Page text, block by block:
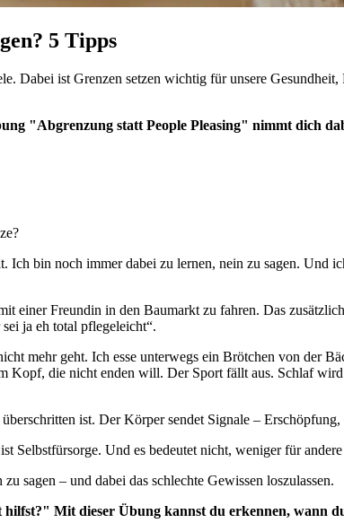
5 Tipps
Dabei ist Grenzen setzen wichtig für unsere
"Abgrenzung statt People Pleasing" nimmt dich
Ich bin noch immer dabei zu lernen, nein zu sagen.
einer Freundin in den Baumarkt zu fahren. Das
ja eh total pflegeleicht“.
mehr geht. Ich esse unterwegs ein Brötchen von der
Kopf, die nicht enden will. Der Sport fällt aus. Schlaf
ist. Der Körper sendet Signale –
Selbstfürsorge. Und es bedeutet nicht, weniger für
sagen – und dabei das schlechte Gewissen loszulassen.
Mit dieser Übung kannst du erkennen, wann